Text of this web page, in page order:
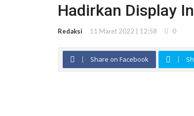
Hadirkan Display
Redaksi 11 Maret 2022 | 12:58 0
Share on Facebook